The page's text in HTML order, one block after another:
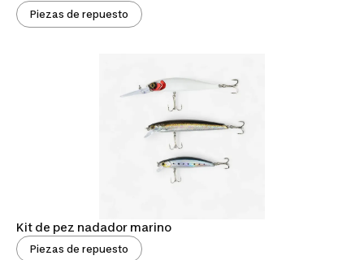
Piezas de repuesto
Kit de pez nadador marino
Piezas de repuesto